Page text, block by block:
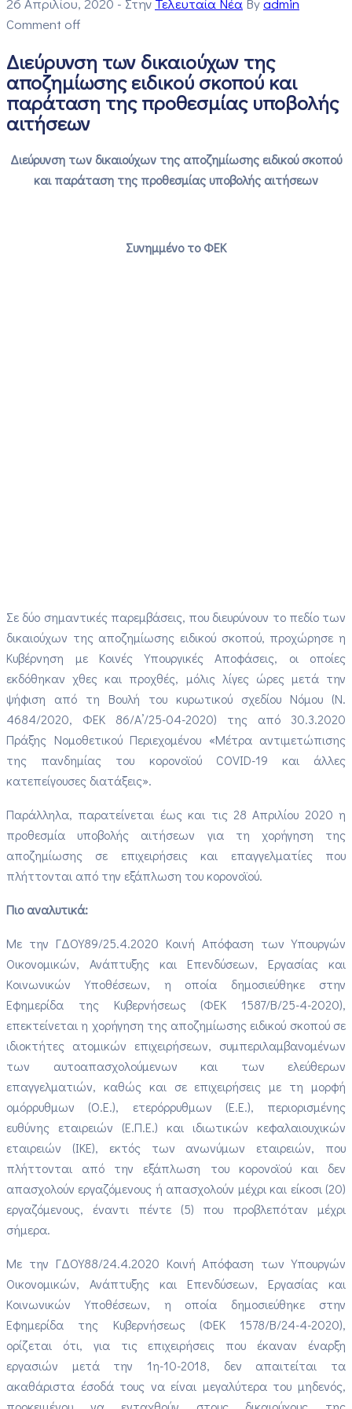
Comment off
Διεύρυνση των δικαιούχων της
αποζημίωσης ειδικού σκοπού και
παράταση της προθεσμίας υποβολής
αιτήσεων
Διεύρυνση των δικαιούχων της αποζημίωσης ειδικού σκοπού
και παράταση της προθεσμίας υποβολής αιτήσεων
Συνημμένο το ΦΕΚ
Σε δύο σημαντικές παρεμβάσεις, που διευρύνουν το πεδίο των
δικαιούχων της αποζημίωσης ειδικού σκοπού, προχώρησε η
Κυβέρνηση με Κοινές Υπουργικές Αποφάσεις, οι οποίες
εκδόθηκαν χθες και προχθές, μόλις λίγες ώρες μετά την
ψήφιση από τη Βουλή του κυρωτικού σχεδίου Νόμου (Ν.
4684/2020, ΦΕΚ 86/Α’/25-04-2020) της από 30.3.2020
Πράξης Νομοθετικού Περιεχομένου «Μέτρα αντιμετώπισης
της πανδημίας του κορονοϊού COVID-19 και άλλες
κατεπείγουσες διατάξεις».
Παράλληλα, παρατείνεται έως και τις 28 Απριλίου 2020 η
προθεσμία υποβολής αιτήσεων για τη χορήγηση της
αποζημίωσης σε επιχειρήσεις και επαγγελματίες που
πλήττονται από την εξάπλωση του κορονοϊού.
Πιο αναλυτικά:
Με την ΓΔΟΥ89/25.4.2020 Κοινή Απόφαση των Υπουργών
Οικονομικών, Ανάπτυξης και Επενδύσεων, Εργασίας και
Κοινωνικών Υποθέσεων, η οποία δημοσιεύθηκε στην
Εφημερίδα της Κυβερνήσεως (ΦΕΚ 1587/Β/25-4-2020),
επεκτείνεται η χορήγηση της αποζημίωσης ειδικού σκοπού σε
ιδιοκτήτες ατομικών επιχειρήσεων, συμπεριλαμβανομένων
των αυτοαπασχολούμενων και των ελεύθερων
επαγγελματιών, καθώς και σε επιχειρήσεις με τη μορφή
ομόρρυθμων (Ο.Ε.), ετερόρρυθμων (Ε.Ε.), περιορισμένης
ευθύνης εταιρειών (Ε.Π.Ε.) και ιδιωτικών κεφαλαιουχικών
εταιρειών (ΙΚΕ), εκτός των ανωνύμων εταιρειών, που
πλήττονται από την εξάπλωση του κορονοϊού και δεν
απασχολούν εργαζόμενους ή απασχολούν μέχρι και είκοσι (20)
εργαζόμενους, έναντι πέντε (5) που προβλεπόταν μέχρι
σήμερα.
Με την ΓΔΟΥ88/24.4.2020 Κοινή Απόφαση των Υπουργών
Οικονομικών, Ανάπτυξης και Επενδύσεων, Εργασίας και
Κοινωνικών Υποθέσεων, η οποία δημοσιεύθηκε στην
Εφημερίδα της Κυβερνήσεως (ΦΕΚ 1578/Β/24-4-2020),
ορίζεται ότι, για τις επιχειρήσεις που έκαναν έναρξη
εργασιών μετά την 1η-10-2018, δεν απαιτείται τα
ακαθάριστα έσοδά τους να είναι μεγαλύτερα του μηδενός,